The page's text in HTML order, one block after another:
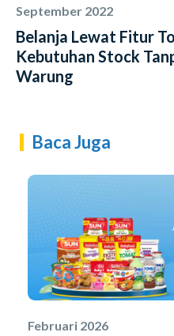
September 2022
Belanja Lewat Fitur
Kebutuhan Stock
Warung
Baca Juga
Februari 2026